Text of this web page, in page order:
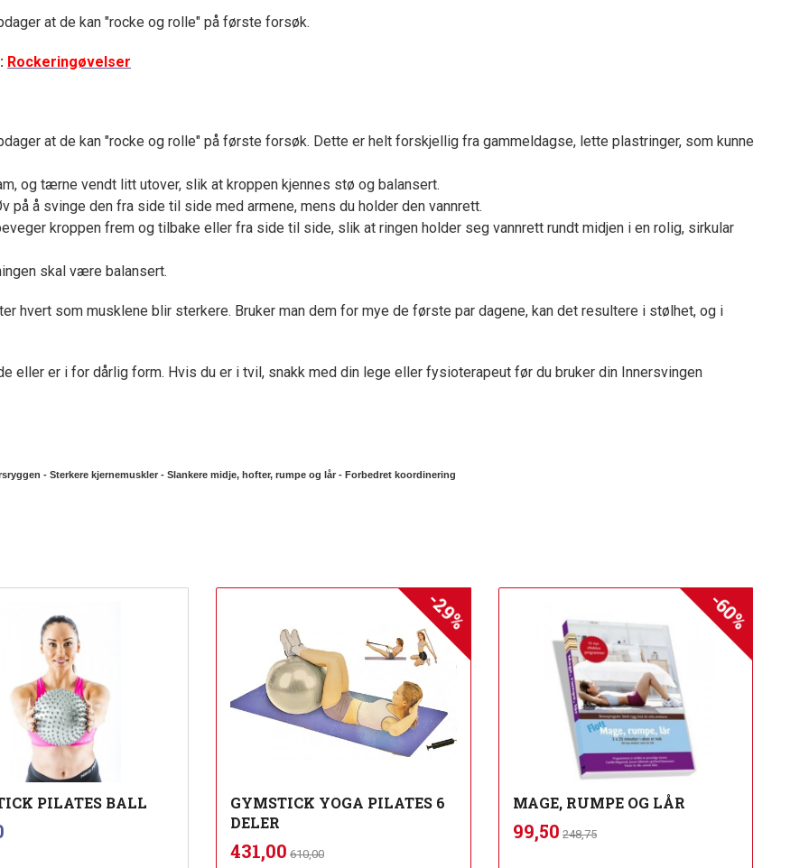
at de kan "rocke og rolle" på første forsøk.
Rockeringøvelser
at de kan "rocke og rolle" på første forsøk. Dette er helt forskjellig fra gammeldagse, lette plastringer, som kunne
og tærne vendt litt utover, slik at kroppen kjennes stø og balansert.
på å svinge den fra side til side med armene, mens du holder den vannrett.
kroppen frem og tilbake eller fra side til side, slik at ringen holder seg vannrett rundt midjen i en rolig, sirkular
skal være balansert.
hvert som musklene blir sterkere. Bruker man dem for mye de første par dagene, kan det resultere i stølhet, og i
eller er i for dårlig form. Hvis du er i tvil, snakk med din lege eller fysioterapeut før du bruker din Innersvingen
- Sterkere kjernemuskler - Slankere midje, hofter, rumpe og lår - Forbedret koordinering
PILATES BALL
mva.
GYMSTICK YOGA PILATES 6
DELER
Tilbud
431,00 610,00
-29%
mva.
MAGE, RUMPE OG LÅR
Tilbud
99,50 248,75
-60%
mva.